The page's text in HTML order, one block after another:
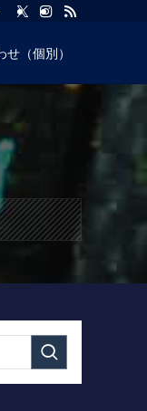
（個別）